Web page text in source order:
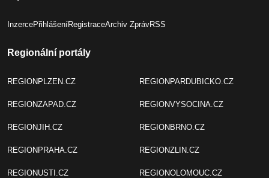
InzercePřihlášeníRegistraceArchiv ZprávRSS
Regionální portály
REGIONPLZEN.CZ
REGIONZAPAD.CZ
REGIONJIH.CZ
REGIONPRAHA.CZ
REGIONUSTI.CZ
REGIONPARDUBICKO.CZ
REGIONVYSOCINA.CZ
REGIONBRNO.CZ
REGIONZLIN.CZ
REGIONOLOMOUC.CZ